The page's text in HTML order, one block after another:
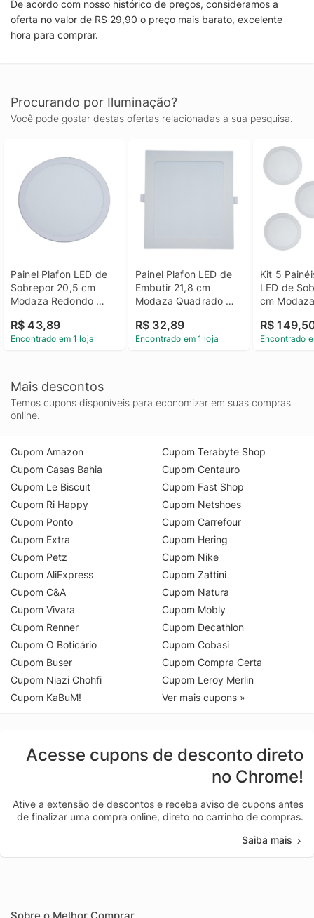
De acordo com nosso histórico de preços, consideramos a
oferta no valor de R$ 29,90 o preço mais barato, excelente
hora para comprar.
Procurando por Iluminação?
Você pode gostar destas ofertas relacionadas a sua pesquisa.
Painel Plafon LED de
Sobrepor 20,5 cm
Modaza Redondo
6500K
R$ 43,89
Encontrado em 1 loja
Painel Plafon LED de
Embutir 21,8 cm
Modaza Quadrado
R$ 32,89
Encontrado em 1 loja
Kit 5
LED de
cm
R$
Encontrado
Mais descontos
Temos cupons disponíveis para economizar em suas compras
online.
Cupom Amazon
Cupom Casas Bahia
Cupom Le Biscuit
Cupom Ri Happy
Cupom Ponto
Cupom Extra
Cupom Petz
Cupom AliExpress
Cupom C&A
Cupom Vivara
Cupom Renner
Cupom O Boticário
Cupom Buser
Cupom Niazi Chohfi
Cupom KaBuM!
Cupom Terabyte Shop
Cupom Centauro
Cupom Fast Shop
Cupom Netshoes
Cupom Carrefour
Cupom Hering
Cupom Nike
Cupom Zattini
Cupom Natura
Cupom Mobly
Cupom Decathlon
Cupom Cobasi
Cupom Compra Certa
Cupom Leroy Merlin
Ver mais cupons »
Acesse cupons de desconto direto
no Chrome!
Ative a extensão de descontos e receba aviso de cupons antes
de finalizar uma compra online, direto no carrinho de compras.
Saiba mais